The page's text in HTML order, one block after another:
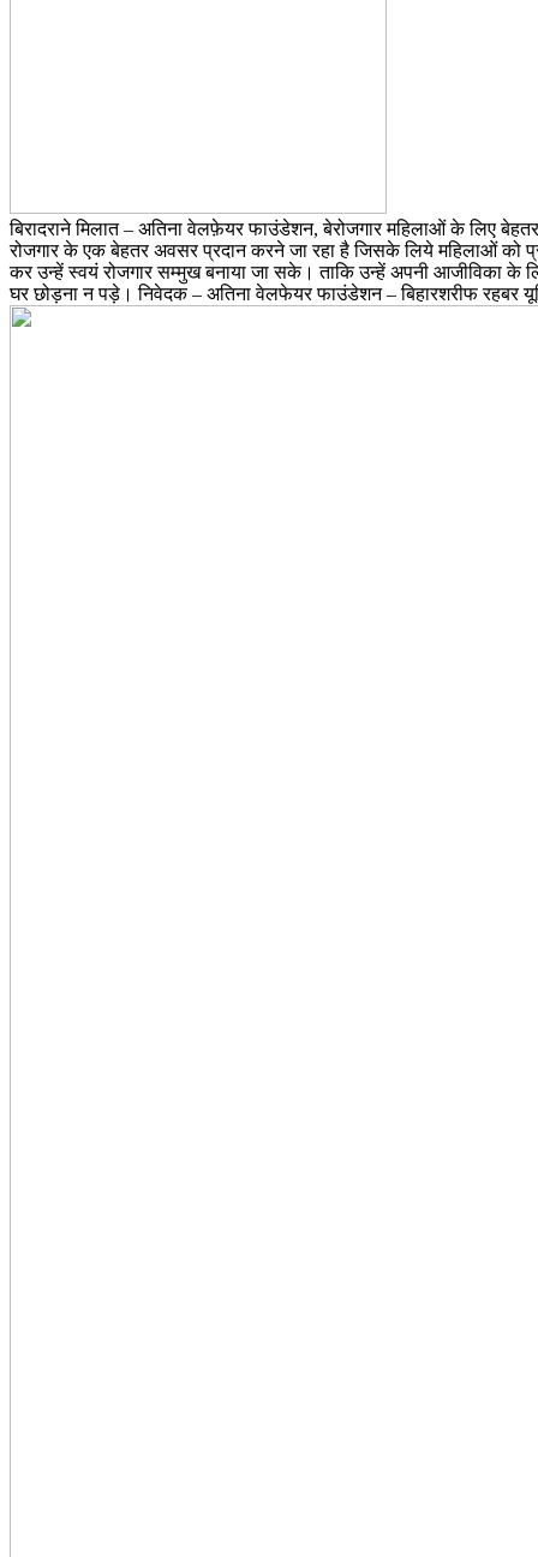
बिरादराने मिलात – अतिना वेलफ़ेयर फाउंडेशन, बेरोजगार महिलाओं के लिए
रोजगार के एक बेहतर अवसर प्रदान करने जा रहा है जिसके लिये महिलाओं को
कर उन्हें स्वयं रोजगार सम्मुख बनाया जा सके। ताकि उन्हें अपनी आजीविका के
घर छोड़ना न पड़े। निवेदक – अतिना वेलफेयर फाउंडेशन – बिहारशरीफ रहबर